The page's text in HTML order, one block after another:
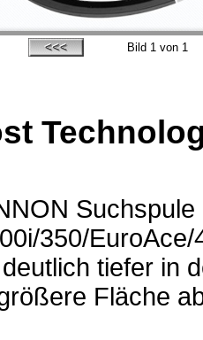
Bild 1 von 1
350/
tiefer in
Fläche